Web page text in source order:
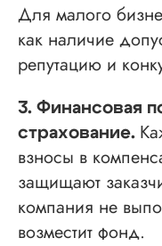
Для малого
как наличие
репутацию и
3. Финансовая
страхование.
взносы в
защищают
компания не
возместит фонд.